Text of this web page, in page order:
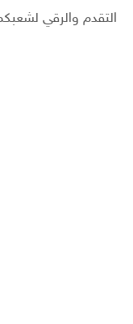
التقدم والرقي